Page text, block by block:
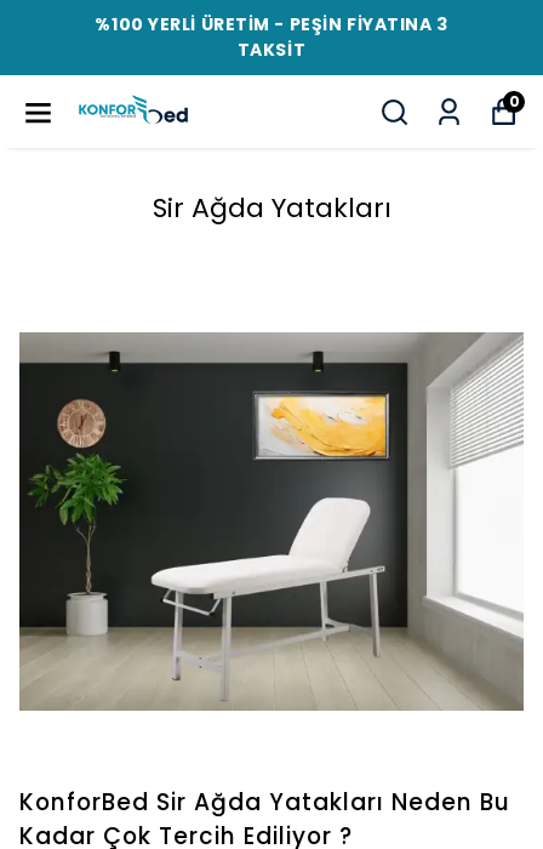
%100 YERLİ ÜRETİM - PEŞİN FİYATINA 3
TAKSİT
0
Sir Ağda Yatakları
KonforBed Sir Ağda Yatakları Neden Bu
Kadar Çok Tercih Ediliyor ?